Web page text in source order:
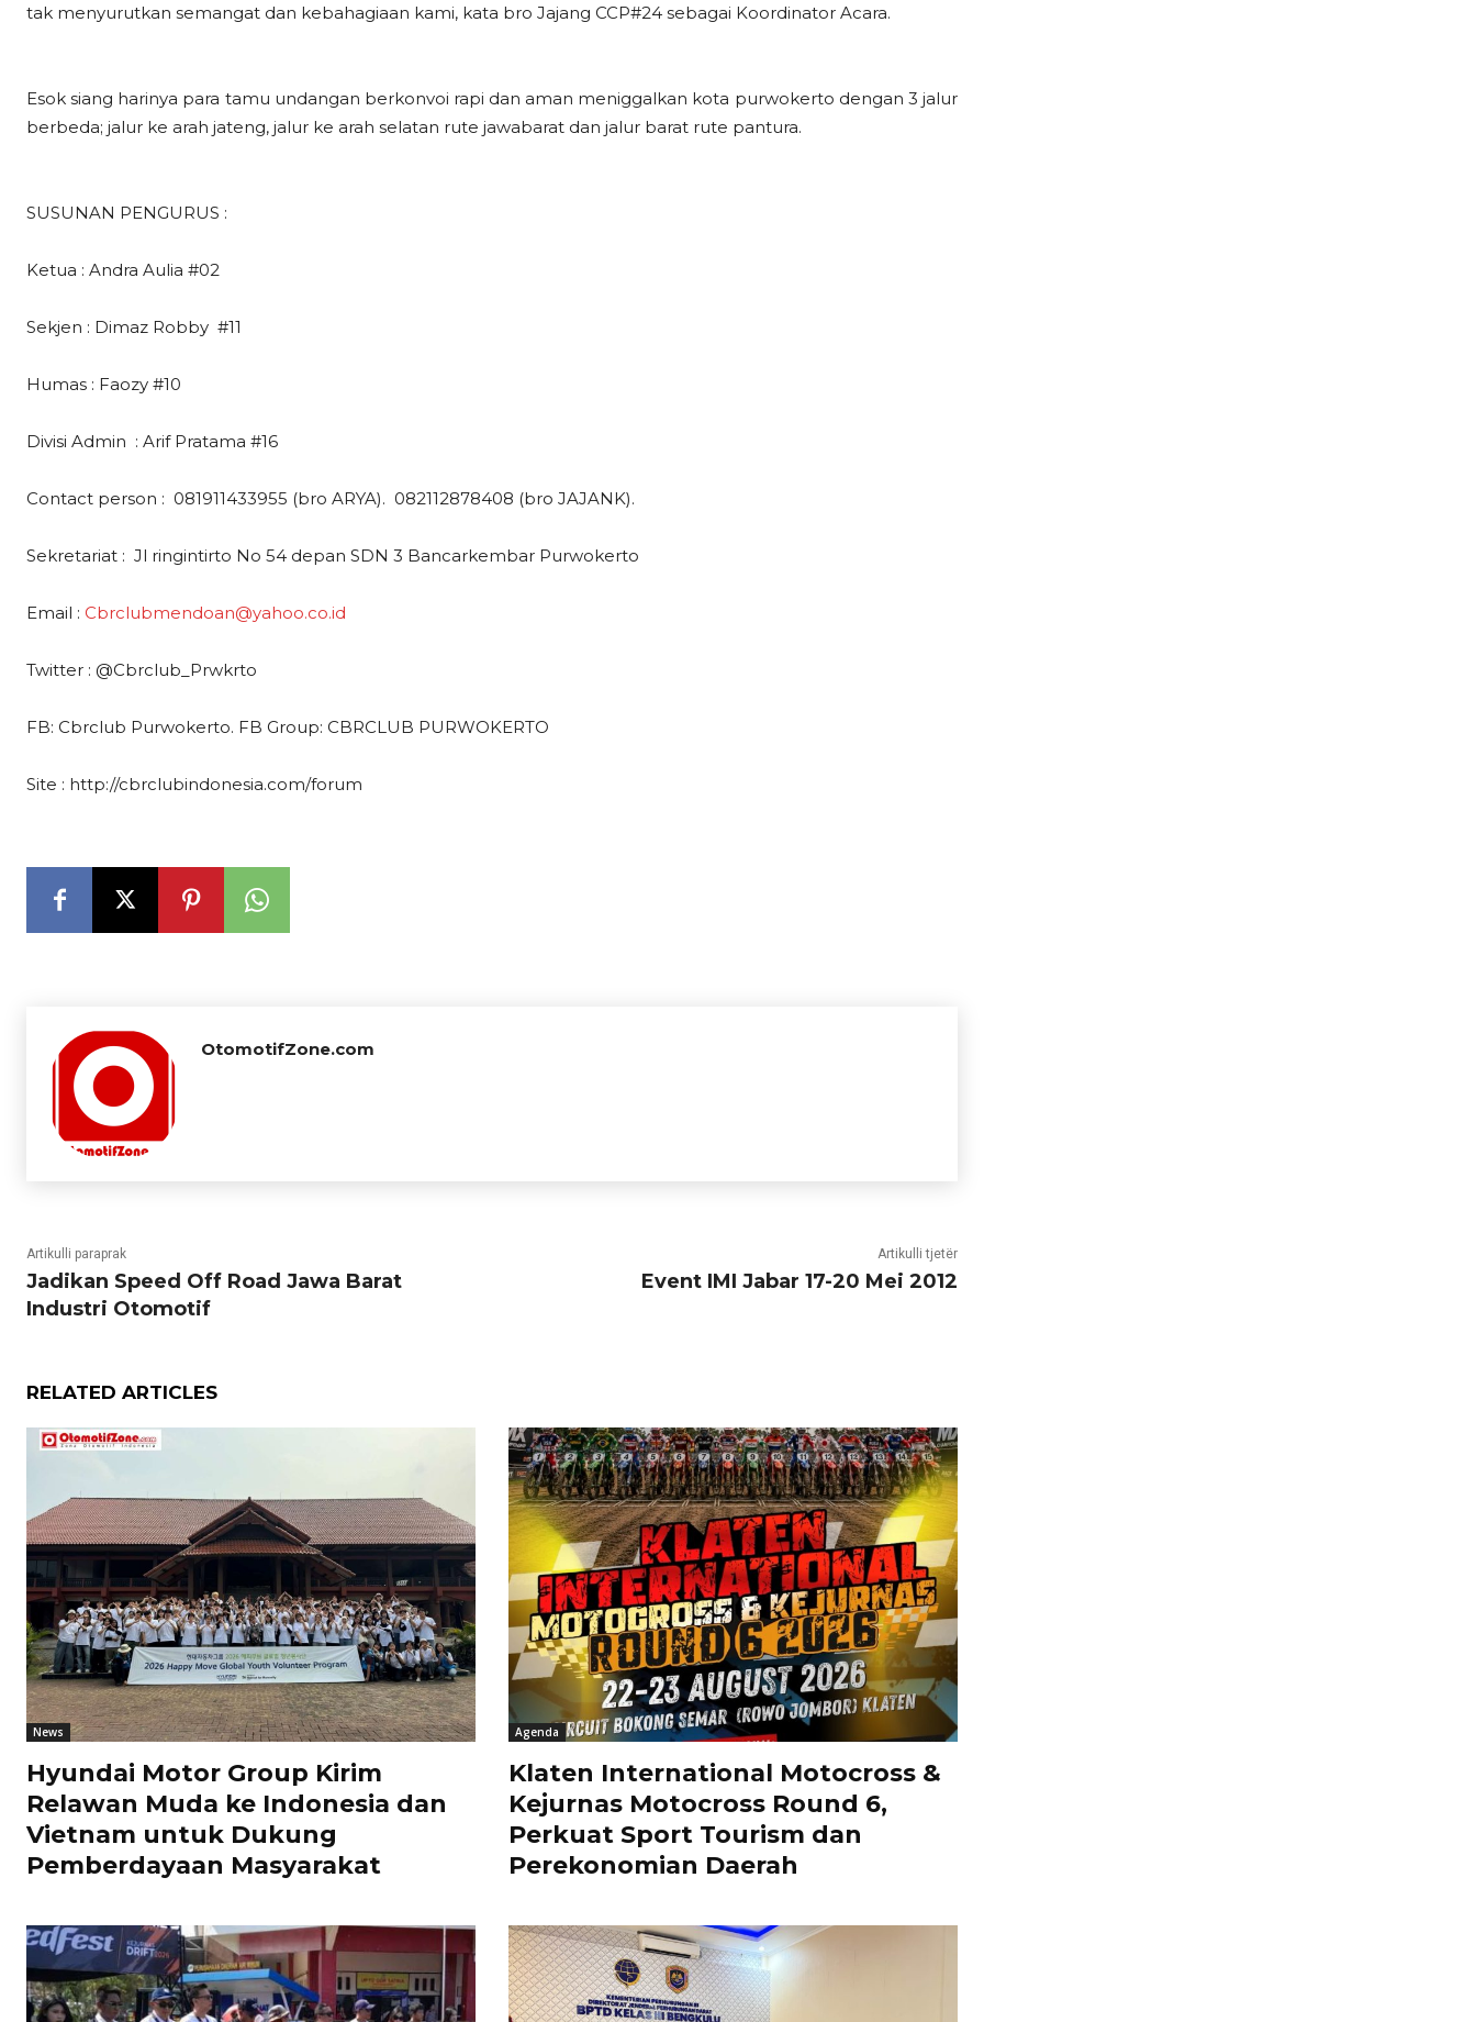
tak menyurutkan semangat dan kebahagiaan kami, kata bro Jajang CCP#24 sebagai Koordinator Acara.
Esok siang harinya para tamu undangan berkonvoi rapi dan aman meniggalkan kota purwokerto dengan 3 jalur
berbeda; jalur ke arah jateng, jalur ke arah selatan rute jawabarat dan jalur barat rute pantura.
SUSUNAN PENGURUS :
Ketua : Andra Aulia #02
Sekjen : Dimaz Robby #11
Humas : Faozy #10
Divisi Admin : Arif Pratama #16
Contact person : 081911433955 (bro ARYA). 082112878408 (bro JAJANK).
Sekretariat : Jl ringintirto No 54 depan SDN 3 Bancarkembar Purwokerto
Email : Cbrclubmendoan@yahoo.co.id
Twitter : @Cbrclub_Prwkrto
FB: Cbrclub Purwokerto. FB Group: CBRCLUB PURWOKERTO
Site : http://cbrclubindonesia.com/forum
OtomotifZone.com
Artikulli paraprak
Jadikan Speed Off Road Jawa Barat
Industri Otomotif
Artikulli tjetër
Event IMI Jabar 17-20 Mei 2012
RELATED ARTICLES
News
Hyundai Motor Group Kirim
Relawan Muda ke Indonesia dan
Vietnam untuk Dukung
Pemberdayaan Masyarakat
Agenda
Klaten International Motocross &
Kejurnas Motocross Round 6,
Perkuat Sport Tourism dan
Perekonomian Daerah